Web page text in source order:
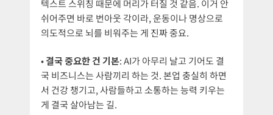
텍스트 스위칭 때문에 머리가 터질 것 같음. 이거 안
쉬어주면 바로 번아웃 각이라, 운동이나 명상으로
의도적으로 뇌를 비워주는 게 진짜 중요.
•결국 중요한 건 기본: AI가 아무리 날고 기어도 결
국 비즈니스는 사람끼리 하는 것. 본업 충실히 하면
서 건강 챙기고, 사람들하고 소통하는 능력 키우는
게 결국 살아남는 길.